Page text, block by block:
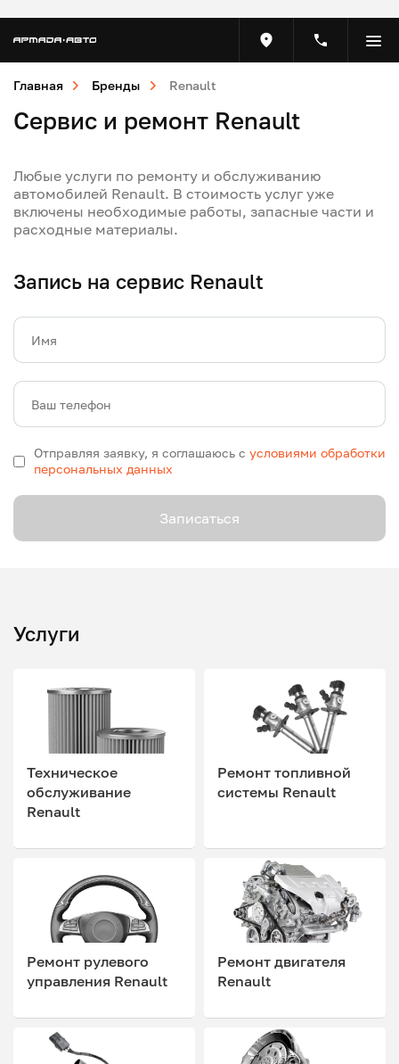
Главная Бренды Renault
Сервис и ремонт Renault
Любые услуги по ремонту и обслуживанию
автомобилей Renault. В стоимость услуг уже
включены необходимые работы, запасные части и
расходные материалы.
Запись на сервис Renault
Имя
Ваш телефон
Отправляя заявку, я соглашаюсь с условиями обработки
персональных данных
Записаться
Услуги
Техническое
обслуживание
Renault
Ремонт топливной
системы Renault
Ремонт рулевого
управления Renault
Ремонт двигателя
Renault